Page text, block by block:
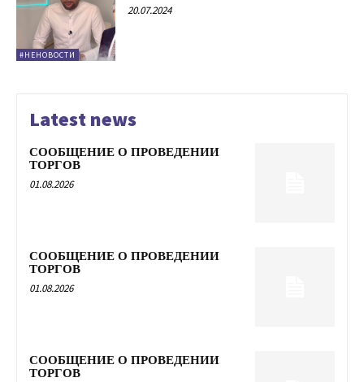
#НЕНОВОСТИ
20.07.2024
Latest news
СООБЩЕНИЕ О ПРОВЕДЕНИИ
ТОРГОВ
01.08.2026
СООБЩЕНИЕ О ПРОВЕДЕНИИ
ТОРГОВ
01.08.2026
СООБЩЕНИЕ О ПРОВЕДЕНИИ
ТОРГОВ